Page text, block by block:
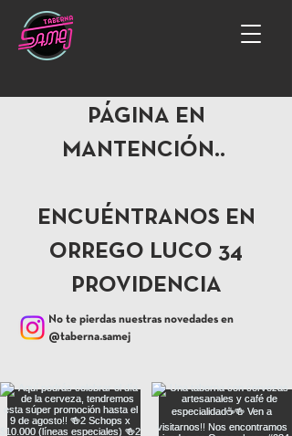
PÁGINA EN
MANTENCIÓN..
ENCUÉNTRANOS EN
ORREGO LUCO 34
PROVIDENCIA
No te pierdas nuestras novedades en
@taberna.samej